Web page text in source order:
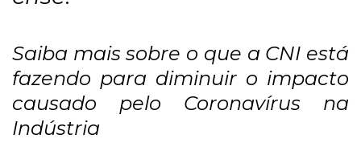
Saiba mais sobre o que a CNI está
fazendo para diminuir o impacto
causado pelo Coronavírus na
Indústria